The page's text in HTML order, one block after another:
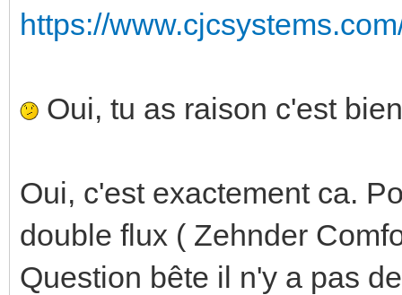
https://
Oui, tu as raison c'est
Oui, c'est exactement ca.
double flux ( Zehnder
Question bête il n'y a pas